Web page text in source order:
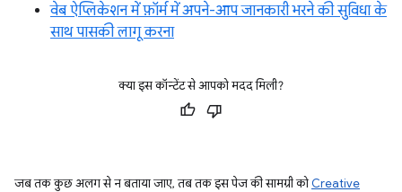
वेब ऐप्लिकेशन में फ़ॉर्म में अपने-आप जानकारी भरने की सुविधा के
साथ पासकी लागू करना
क्या इस कॉन्टेंट से आपको मदद मिली?
जब तक कुछ अलग से न बताया जाए, तब तक इस पेज की सामग्री कोCreative